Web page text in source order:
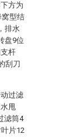
方为
窝型结
排水
盘9位
杆
刮刀
过滤
甩
滤筒4
片12